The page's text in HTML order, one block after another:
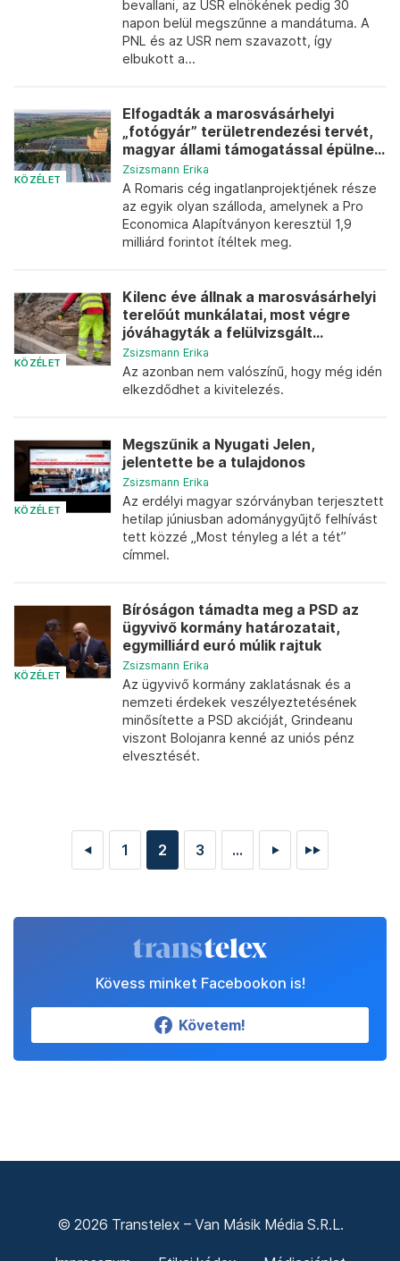
bevallani, az USR elnökének pedig 30
napon belül megszűnne a mandátuma. A
PNL és az USR nem szavazott, így
elbukott a...
KÖZÉLET
Elfogadták a marosvásárhelyi
„fotógyár” területrendezési tervét,
magyar állami támogatással épülne...
Zsizsmann Erika
A Romaris cég ingatlanprojektjének része
az egyik olyan szálloda, amelynek a Pro
Economica Alapítványon keresztül 1,9
milliárd forintot ítéltek meg.
KÖZÉLET
Kilenc éve állnak a marosvásárhelyi
terelőút munkálatai, most végre
jóváhagyták a felülvizsgált...
Zsizsmann Erika
Az azonban nem valószínű, hogy még idén
elkezdődhet a kivitelezés.
KÖZÉLET
Megszűnik a Nyugati Jelen,
jelentette be a tulajdonos
Zsizsmann Erika
Az erdélyi magyar szórványban terjesztett
hetilap júniusban adománygyűjtő felhívást
tett közzé „Most tényleg a lét a tét”
címmel.
KÖZÉLET
Bíróságon támadta meg a PSD az
ügyvivő kormány határozatait,
egymilliárd euró múlik rajtuk
Zsizsmann Erika
Az ügyvivő kormány zaklatásnak és a
nemzeti érdekek veszélyeztetésének
minősítette a PSD akcióját, Grindeanu
viszont Bolojanra kenné az uniós pénz
elvesztését.
◄ 1 2 3 ... ► ►►
Kövess minket Facebookon is!
Követem!
© 2026 Transtelex – Van Másik Média S.R.L.